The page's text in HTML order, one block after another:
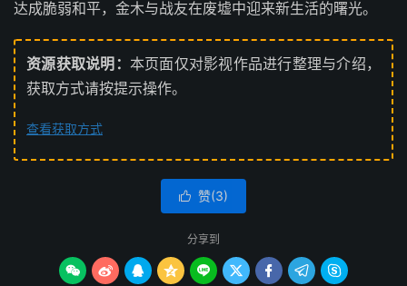
达成脆弱和平，金木与战友在废墟中迎来新生活的曙光。
资源获取说明： 本页面仅对影视作品进行整理与介绍，
获取方式请按提示操作。
查看获取方式
 赞(3)
分享到
        